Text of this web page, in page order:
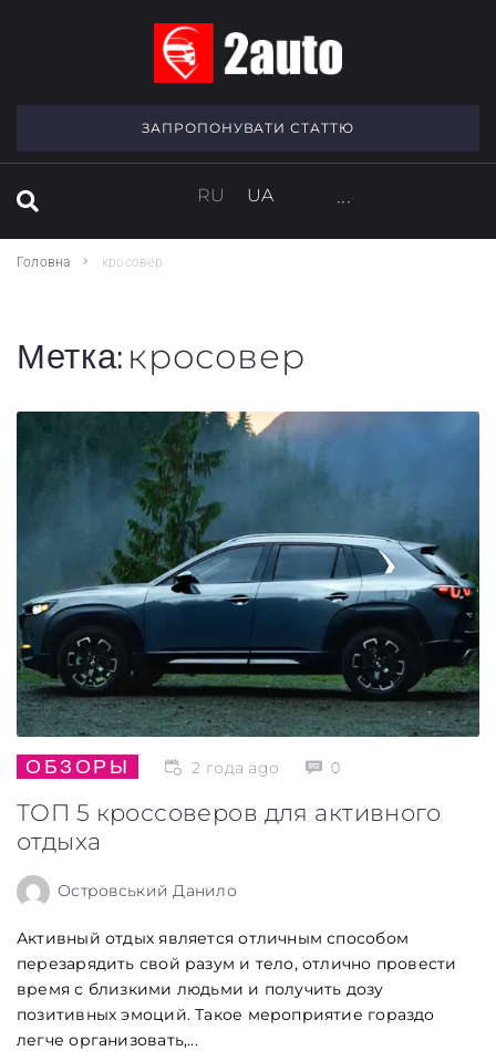
ЗАПРОПОНУВАТИ СТАТТЮ
···
RU UA
Головна кросовер
Метка: кросовер
ОБЗОРЫ 2 года ago 0
ТОП 5 кроссоверов для активного
отдыха
Островський Данило
Активный отдых является отличным способом
перезарядить свой разум и тело, отлично провести
время с близкими людьми и получить дозу
позитивных эмоций. Такое мероприятие гораздо
легче организовать,...
SEARCH THIS WEBSITE